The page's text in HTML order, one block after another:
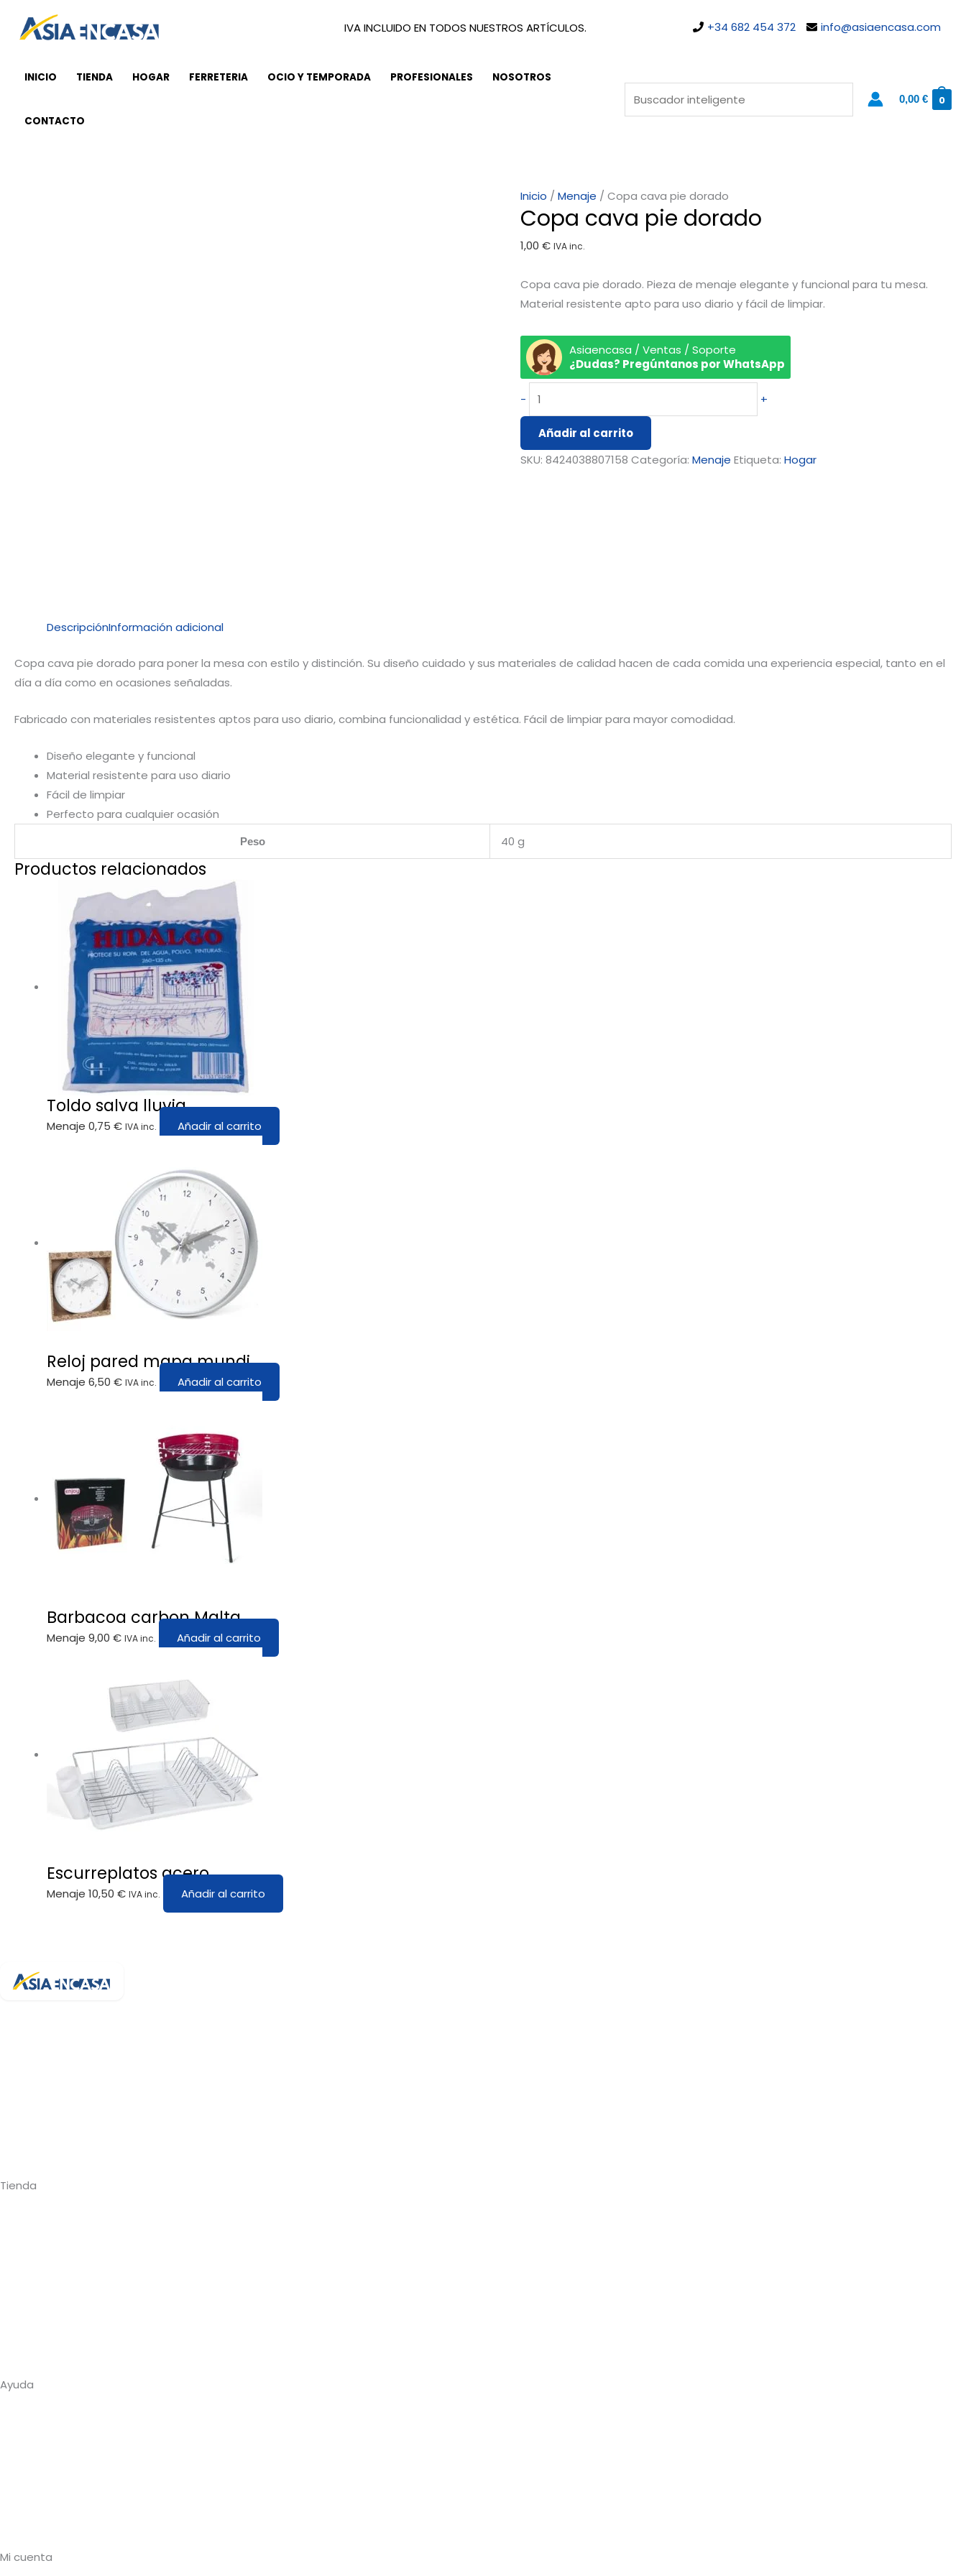
IVA INCLUIDO EN TODOS NUESTROS ARTÍCULOS. +34 682 454 372 info@asiaencasa.com
INICIO TIENDA HOGAR FERRETERIA OCIO Y TEMPORADA PROFESIONALES NOSOTROS
CONTACTO
0,00 € 0
Inicio /Menaje / Copa cava pie dorado
Copa cava pie dorado
1,00€ IVA inc.
Copa cava pie dorado. Pieza de menaje elegante y funcional para tu mesa.
Material resistente apto para uso diario y fácil de limpiar.
Asiaencasa / Ventas / Soporte
¿Dudas? Pregúntanos por WhatsApp
-
Copa
cava
dorado
+
Añadir al carrito
SKU:8424038807158 Categoría:Menaje Etiqueta:Hogar
DescripciónInformación adicional
Copa cava pie dorado para poner la mesa con estilo y distinción. Su diseño cuidado y sus materiales de calidad hacen de cada comida una experiencia especial, tanto en el
día a día como en ocasiones señaladas.
Fabricado con materiales resistentes aptos para uso diario, combina funcionalidad y estética. Fácil de limpiar para mayor comodidad.
Diseño elegante y funcional
Material resistente para uso diario
Fácil de limpiar
Perfecto para cualquier ocasión
Peso 40 g
Productos relacionados
Toldo salva lluvia
Menaje 0,75 € IVA inc. Añadir al carrito
Reloj pared mapa mundi
Menaje 6,50 € IVA inc. Añadir al carrito
Barbacoa carbon Malta
Menaje 9,00 € IVA inc. Añadir al carrito
Escurreplatos acero
Menaje 10,50 € IVA inc. Añadir al carrito
Tienda
Ayuda
Mi cuenta